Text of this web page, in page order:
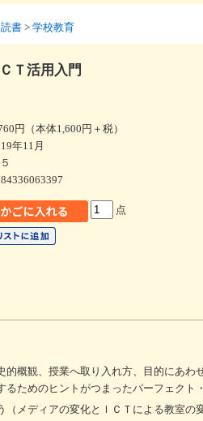
書 > 学校教育
Ｔ活用入門
円（本体1,600円＋税）
年11月
点
的概観、授業へ取り入れ方、目的にあ
ためのヒントがつまったパーフェクト
メディアの変化とＩＣＴによる教室の